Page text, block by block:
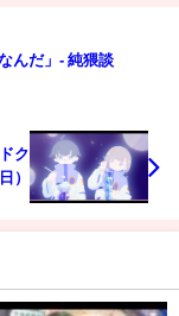
んだ」- 純猥談
ク
）